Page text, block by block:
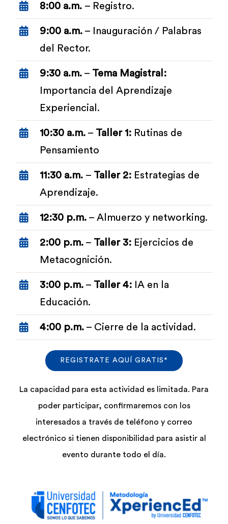
8:00 a.m. – Registro.
9:00 a.m.– Inauguración / Palabras
del Rector.
9:30 a.m.– Tema Magistral:
Importancia del Aprendizaje
Experiencial.
10:30 a.m.– Taller 1:Rutinas de
Pensamiento
11:30 a.m. – Taller 2:Estrategias de
Aprendizaje.
12:30 p.m.– Almuerzo y networking.
2:00 p.m.– Taller 3:Ejercicios de
Metacognición.
3:00 p.m.– Taller 4:IA en la
Educación.
4:00 p.m.– Cierre de la actividad .
REGISTRATE AQUÍ GRATIS*
La capacidad para esta actividad es limitada. Para
poder participar, confirmaremos con los
interesados ​​a través de teléfono y correo
electrónico si tienen disponibilidad para asistir al
evento durante todo el día.